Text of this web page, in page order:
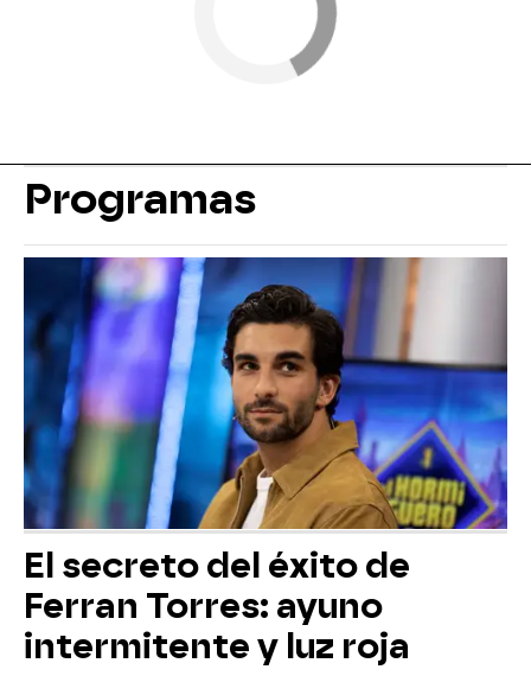
Programas
El secreto del éxito de
Ferran Torres: ayuno
intermitente y luz roja